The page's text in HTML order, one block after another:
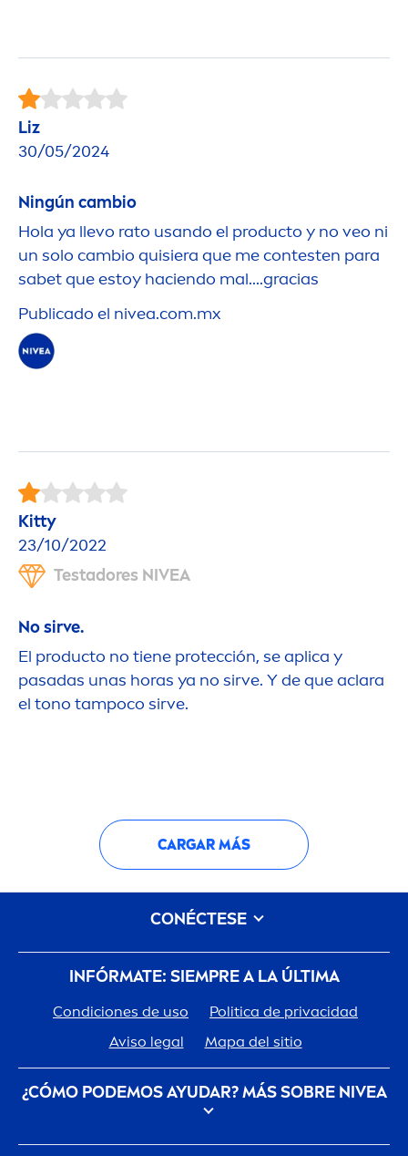
Liz
30/05/2024
Ningún cambio
Hola ya llevo rato usando el producto y no veo ni
un solo cambio quisiera que me contesten para
sabet que estoy haciendo mal....gracias
Publicado el nivea.com.mx
Kitty
23/10/2022
Testadores NIVEA
No sirve.
El producto no tiene protección, se aplica y
pasadas unas horas ya no sirve. Y de que aclara
el tono tampoco sirve.
CARGAR MÁS
INFÓRMATE: SIEMPRE A LA ÚLTIMA
Condiciones de uso
Politica de privacidad
Aviso legal
Mapa del sitio
¿CÓMO PODEMOS AYUDAR? MÁS SOBRE NIVEA
Descubre la Historia de tu marca de confianza
CONÉCTESE